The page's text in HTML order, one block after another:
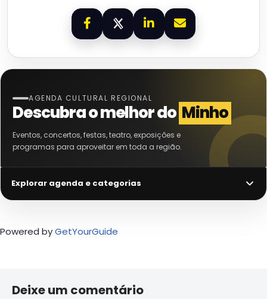
AGENDA CULTURAL REGIONAL
Descubra o melhor do Minho
Eventos, concertos, festas, teatro, exposições e
programas para aproveitar em toda a região.
Explorar agenda e categorias
Powered byGetYourGuide
Deixe um comentário